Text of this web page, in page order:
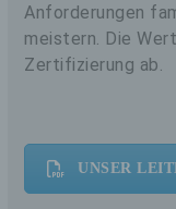
Anforderungen
meistern. Die
Zertifizierung ab.
UNSER